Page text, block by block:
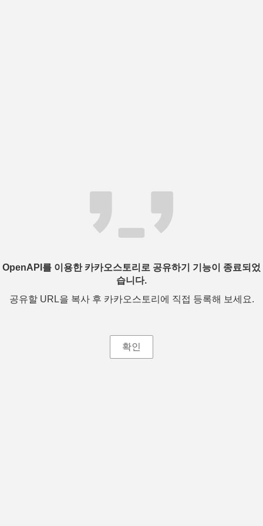
OpenAPI를 이용한 카카오스토리로 공유하기 기능이 종료되었
습니다.
공유할 URL을 복사 후 카카오스토리에 직접 등록해 보세요.
확인